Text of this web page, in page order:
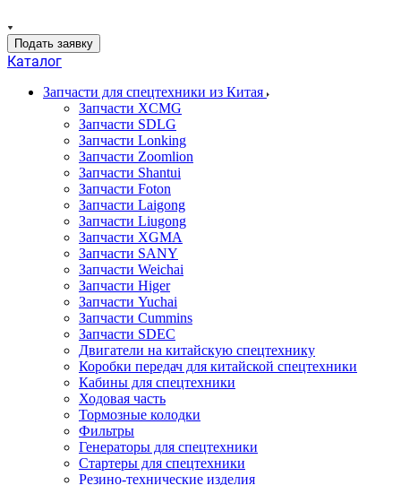
Подать заявку
Каталог
Запчасти для спецтехники из Китая
Запчасти XCMG
Запчасти SDLG
Запчасти Lonking
Запчасти Zoomlion
Запчасти Shantui
Запчасти Foton
Запчасти Laigong
Запчасти Liugong
Запчасти XGMA
Запчасти SANY
Запчасти Weichai
Запчасти Higer
Запчасти Yuchai
Запчасти Cummins
Запчасти SDEC
Двигатели на китайскую спецтехнику
Коробки передач для китайской спецтехники
Кабины для спецтехники
Ходовая часть
Тормозные колодки
Фильтры
Генераторы для спецтехники
Стартеры для спецтехники
Резино-технические изделия